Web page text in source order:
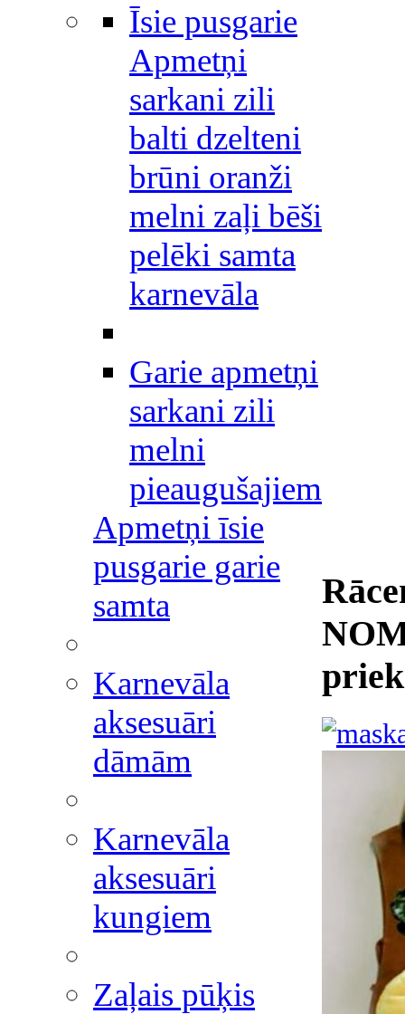
Īsie pusgarie
Apmetņi
sarkani zili
balti dzelteni
brūni oranži
melni zaļi bēši
pelēki samta
karnevāla
Garie apmetņi
sarkani zili
melni
pieaugušajiem
Apmetņi īsie
pusgarie garie
samta
Karnevāla
aksesuāri
dāmām
Karnevāla
aksesuāri
kungiem
Zaļais pūķis